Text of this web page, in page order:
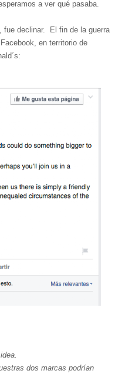
a ver qué pasaba.
fue declinar. El fin de la guerra
en territorio de
dos marcas podrían